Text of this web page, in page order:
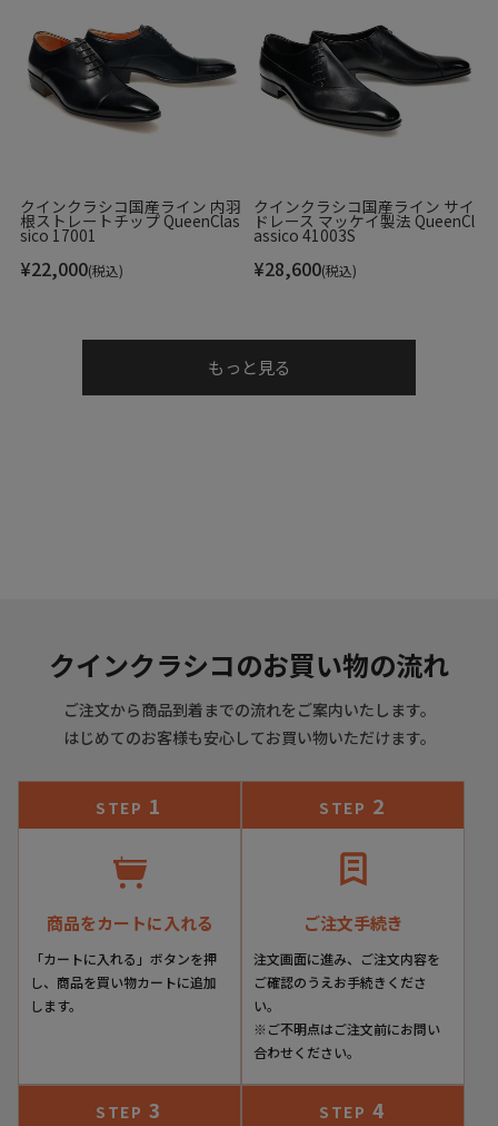
す。ブランドや木型によって表記サイズの寸法は異なり
ます。
▼素材
当店は、店頭同時販売のため、売り切れの場合がございま
す。
その際は、当店の都合によりキャンセルとさせて頂きます
ではございません。
▼実店舗との 同時運営に伴うご注意点
等があることがございます。その都度ケアをしております
が、シワが深い場合はメールにてご連絡させていただくこと
がございます。その際、基本的には、ご了承をいただいてか
らの発送とさせていただいております。あしからずご了承く
ださいませ。
クインクラシコ国産ライン 内羽
根ストレートチップ QueenClas
sico 17001
¥22,000(税込)
クインクラシコ国産ライン サイ
ドレース マッケイ製法 QueenCl
assico 41003S
¥28,600(税込)
もっと見る
クインクラシコのお買い物の流れ
ご注文から商品到着までの流れをご案内いたします。
はじめてのお客様も安心してお買い物いただけます。
STEP 1
商品をカートに入れる
「カートに入れる」ボタンを押
し、商品を買い物カートに追加
します。
STEP 2
ご注文手続き
注文画面に進み、ご注文内容を
ご確認のうえお手続きくださ
い。
※ご不明点はご注文前にお問い
合わせください。
STEP 3 STEP 4